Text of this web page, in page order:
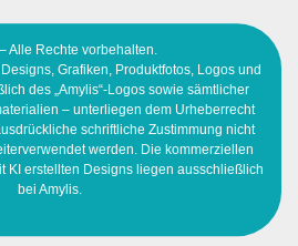
Alle Rechte vorbehalten.
Grafiken, Produktfotos, Logos und
des „Amylis“-Logos sowie sämtlicher
– unterliegen dem Urheberrecht
schriftliche Zustimmung nicht
werden. Die kommerziellen
KI erstellten Designs liegen ausschließlich
bei Amylis.